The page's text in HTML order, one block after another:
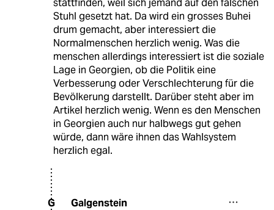
stattfinden, weil sich jemand auf den falschen
Stuhl gesetzt hat. Da wird ein grosses Buhei
drum gemacht, aber interessiert die
Normalmenschen herzlich wenig. Was die
menschen allerdings interessiert ist die soziale
Lage in Georgien, ob die Politik eine
Verbesserung oder Verschlechterung für die
Bevölkerung darstellt. Darüber steht aber im
Artikel herzlich wenig. Wenn es den Menschen
in Georgien auch nur halbwegs gut gehen
würde, dann wäre ihnen das Wahlsystem
herzlich egal.
G Galgenstein